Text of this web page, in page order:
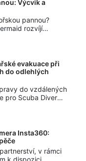
Výcvik a
pannou?
rozvíjí
k získání certifikace
evakuace při
do odlehlých
do vzdálených
pro Scuba Diver
nemoci až po
Insta360:
v rámci
k dispozici